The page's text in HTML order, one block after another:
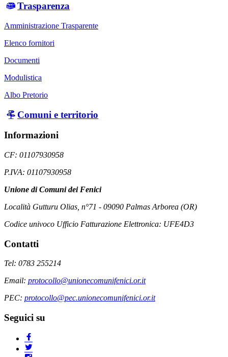
Trasparenza
Amministrazione Trasparente
Elenco fornitori
Documenti
Modulistica
Albo Pretorio
Comuni e territorio
Informazioni
CF: 01107930958
P.IVA: 01107930958
Unione di Comuni dei Fenici
Località Gutturu Olias, n°71 - 09090 Palmas Arborea (OR)
Codice univoco Ufficio Fatturazione Elettronica: UFE4D3
Contatti
Tel: 0783 255214
Email: protocollo@unionecomunifenici.or.it
PEC: protocollo@pec.unionecomunifenici.or.it
Seguici su